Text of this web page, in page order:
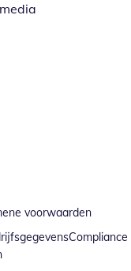
venster
venster
nieuw venster
voorwaarden
Compliance